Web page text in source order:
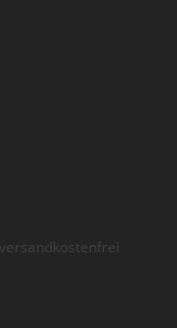
versandkostenfrei